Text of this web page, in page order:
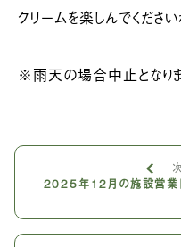
クリームを楽しんでくださ
※雨天の場合中止となりま
2025年12月の施設営業日